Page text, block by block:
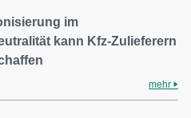
im
kann Kfz-Zulieferern
mehr